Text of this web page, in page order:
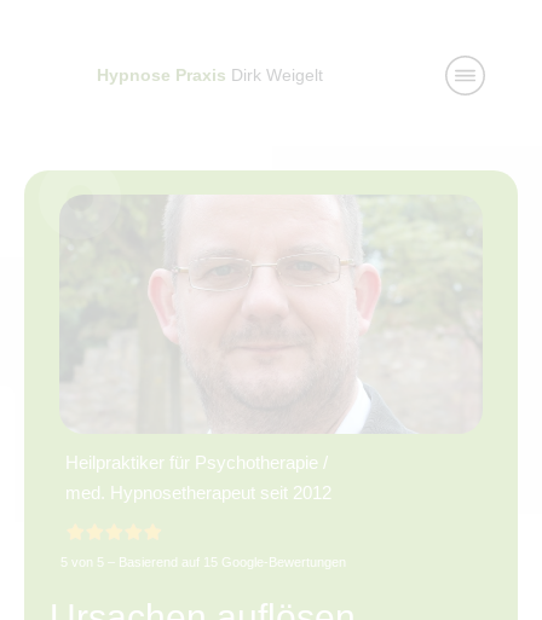
Hypnose Praxis Dirk Weigelt
Heilpraktiker für Psychotherapie /
med. Hypnosetherapeut seit 2012
5 von 5 – Basierend auf 15 Google-Bewertungen